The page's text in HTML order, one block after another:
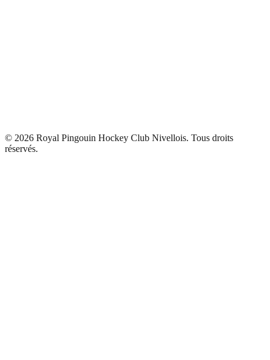
© 2026 Royal Pingouin Hockey Club Nivellois. Tous droits
réservés.